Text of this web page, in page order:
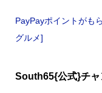
PayPayポイントがも
グルメ]
South65{公式}チ